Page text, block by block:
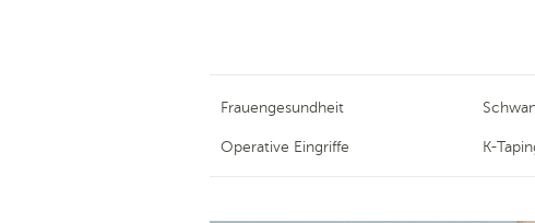
Frauengesundheit
Operative Eingriffe K-